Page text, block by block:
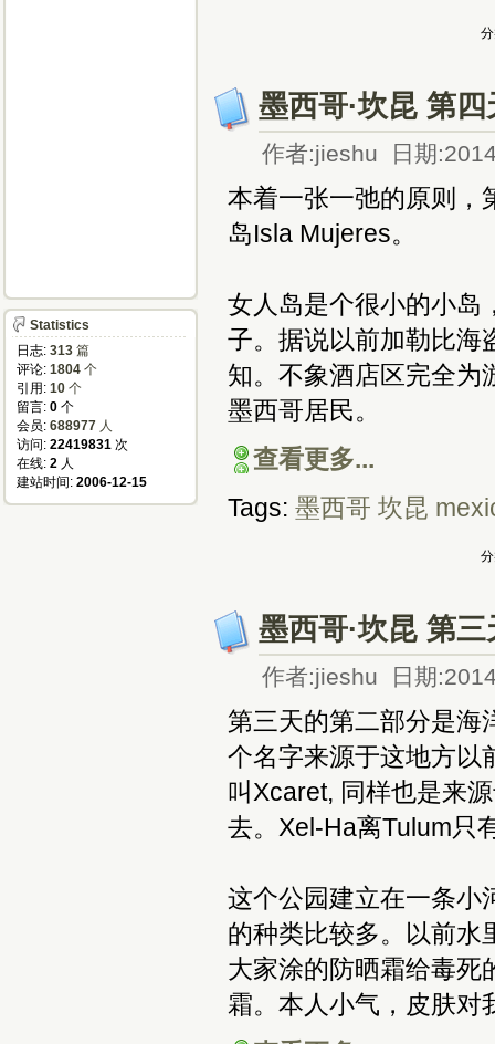
墨西哥·坎昆 第
作者:jieshu 日期
本着一张一弛的原则，
岛Isla Mujeres。
女人岛是个很小的小岛
子。据说以前加勒比海
知。不象酒店区完全为
墨西哥居民。
查看更多...
Tags: 墨西哥 坎昆
墨西哥·坎昆 第
作者:jieshu 日期
第三天的第二部分是海
个名字来源于这地方以
叫Xcaret, 同样也是来
去。Xel-Ha离Tulum只
这个公园建立在一条小
的种类比较多。以前水
大家涂的防晒霜给毒死
霜。本人小气，皮肤对
Statistics
日志: 313 篇
评论: 1804 个
引用: 10 个
留言: 0 个
会员: 688977 人
访问: 22419831 次
在线: 2 人
建站时间: 2006-12-15